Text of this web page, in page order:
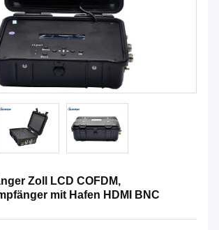
Zoll LCD COFDM,
mit Hafen HDMI BNC